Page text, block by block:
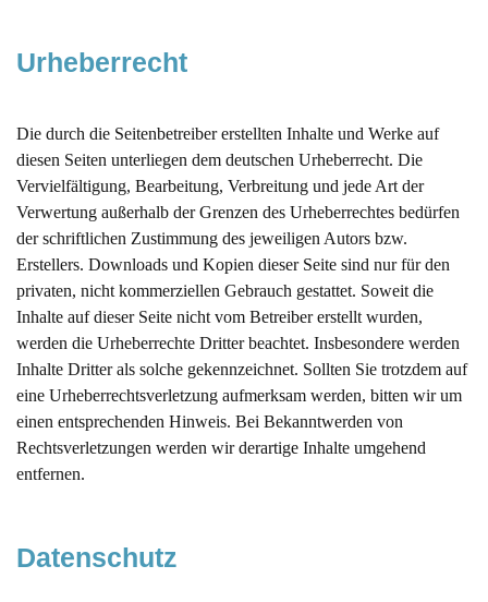
Urheberrecht
Die durch die Seitenbetreiber erstellten Inhalte und Werke auf
diesen Seiten unterliegen dem deutschen Urheberrecht. Die
Vervielfältigung, Bearbeitung, Verbreitung und jede Art der
Verwertung außerhalb der Grenzen des Urheberrechtes bedürfen
der schriftlichen Zustimmung des jeweiligen Autors bzw.
Erstellers. Downloads und Kopien dieser Seite sind nur für den
privaten, nicht kommerziellen Gebrauch gestattet. Soweit die
Inhalte auf dieser Seite nicht vom Betreiber erstellt wurden,
werden die Urheberrechte Dritter beachtet. Insbesondere werden
Inhalte Dritter als solche gekennzeichnet. Sollten Sie trotzdem auf
eine Urheberrechtsverletzung aufmerksam werden, bitten wir um
einen entsprechenden Hinweis. Bei Bekanntwerden von
Rechtsverletzungen werden wir derartige Inhalte umgehend
entfernen.
Datenschutz